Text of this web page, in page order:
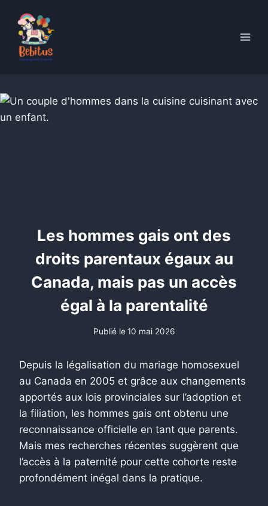
content
Les hommes gais ont des
droits parentaux égaux au
Canada, mais pas un accès
égal à la parentalité
Publié le10 mai 2026
Depuis la légalisation du mariage homosexuel
au Canada en 2005 et grâce aux changements
apportés aux lois provinciales sur l’adoption et
la filiation, les hommes gais ont obtenu une
reconnaissance officielle en tant que parents.
Mais mes recherches récentes suggèrent que
l’accès à la paternité pour cette cohorte reste
profondément inégal dans la pratique.